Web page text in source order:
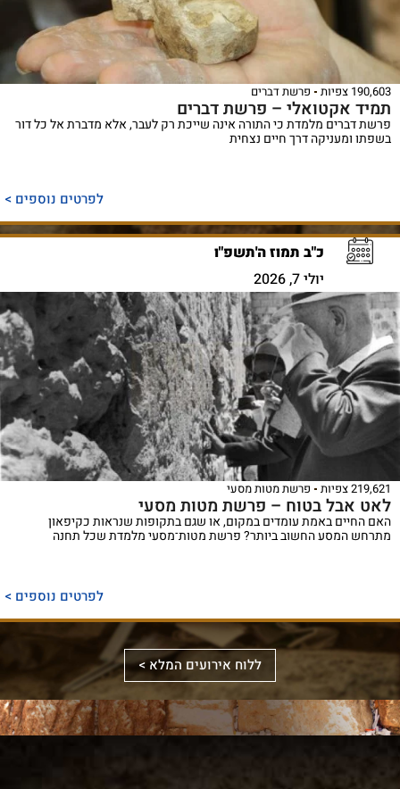
190,603 צפיות פרשת דברים
תמיד אקטואלי – פרשת דברים
פרשת דברים מלמדת כי התורה אינה שייכת רק לעבר, אלא מדברת אל כל דור
בשפתו ומעניקה דרך חיים נצחית
לפרטים נוספים >
כ"ב תמוז ה'תשפ"ו
יולי 7, 2026
219,621 צפיות פרשת מטות מסעי
לאט אבל בטוח – פרשת מטות מסעי
האם החיים באמת עומדים במקום, או שגם בתקופות שנראות כקיפאון
מתרחש המסע החשוב ביותר? פרשת מטות־מסעי מלמדת שכל תחנה
לפרטים נוספים >
ללוח אירועים המלא >
לראשונה,
הדינים
והמנהגים
באמצעות
תמונות
וציורים
ספר
אלבומי
מפואר
המשחזר
את